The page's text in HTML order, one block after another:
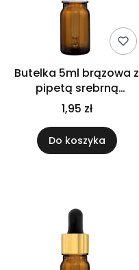
Butelka 5ml brązowa z
pipetą srebrną
matową
1,95 zł
Do koszyka